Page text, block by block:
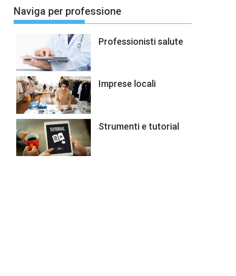
Naviga per professione
Professionisti salute
Imprese locali
Strumenti e tutorial